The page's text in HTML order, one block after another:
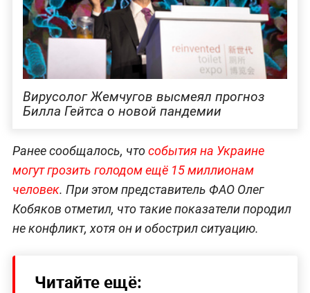
Вирусолог Жемчугов высмеял прогноз
Билла Гейтса о новой пандемии
Ранее сообщалось, чтособытия на Украине
могут грозить голодом ещё 15 миллионам
человек. При этом представитель ФАО Олег
Кобяков отметил, что такие показатели породил
не конфликт, хотя он и обострил ситуацию.
Читайте ещё: